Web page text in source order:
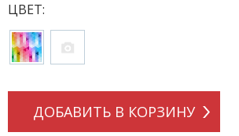
ЦВЕТ:
ДОБАВИТЬ В КОРЗИНУ